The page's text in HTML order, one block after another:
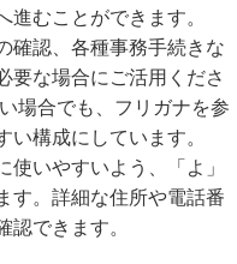
むことができます。
確認、各種事務手続きな
要な場合にご活用くださ
場合でも、フリガナを参
構成にしています。
いやすいよう、「よ」
す。詳細な住所や電話番
認できます。